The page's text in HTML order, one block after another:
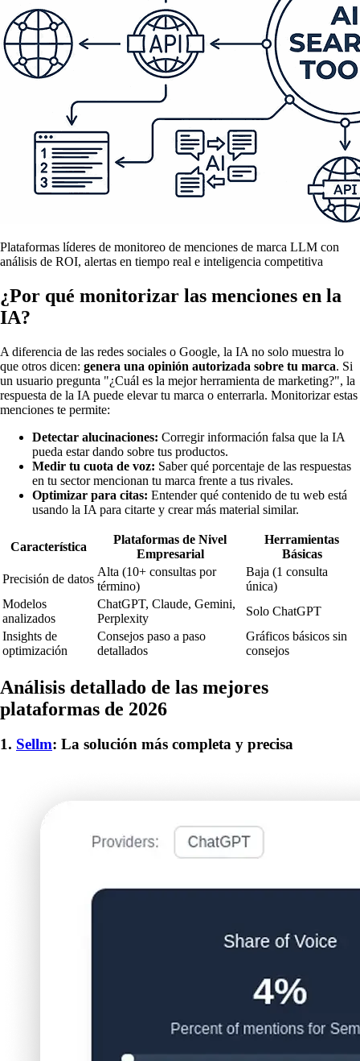
Plataformas líderes de monitoreo de menciones de marca LLM con
análisis de ROI, alertas en tiempo real e inteligencia competitiva
¿Por qué monitorizar las menciones en la
IA?
A diferencia de las redes sociales o Google, la IA no solo muestra lo
que otros dicen: genera una opinión autorizada sobre tu marca. Si
un usuario pregunta "¿Cuál es la mejor herramienta de marketing?", la
respuesta de la IA puede elevar tu marca o enterrarla. Monitorizar estas
menciones te permite:
Detectar alucinaciones: Corregir información falsa que la IA
pueda estar dando sobre tus productos.
Medir tu cuota de voz: Saber qué porcentaje de las respuestas
en tu sector mencionan tu marca frente a tus rivales.
Optimizar para citas: Entender qué contenido de tu web está
usando la IA para citarte y crear más material similar.
Característica
Plataformas de Nivel
Empresarial
Herramientas
Básicas
Precisión de datos
Alta (10+ consultas por
término)
Baja (1 consulta
única)
Modelos
analizados
ChatGPT, Claude, Gemini,
Perplexity
Solo ChatGPT
Insights de
optimización
Consejos paso a paso
detallados
Gráficos básicos sin
consejos
Análisis detallado de las mejores
plataformas de 2026
1. Sellm: La solución más completa y precisa